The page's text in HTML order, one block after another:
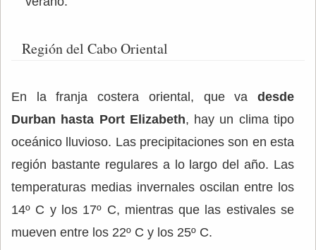
Región del Cabo Oriental
En la franja costera oriental, que va desde
Durban hasta Port Elizabeth, hay un clima tipo
oceánico lluvioso. Las precipitaciones son en esta
región bastante regulares a lo largo del año. Las
temperaturas medias invernales oscilan entre los
14º C y los 17º C, mientras que las estivales se
mueven entre los 22º C y los 25º C.